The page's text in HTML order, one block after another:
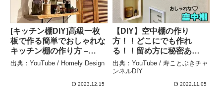
[キッチン棚DIY]高級一枚
板で作る簡単でおしゃれな
キッチン棚の作り方 –
Homely Design
出典：YouTube / Homely Design
2023.12.15
【DIY】空中棚の作り
方！！どこにでも作れ
る！！留め方に秘密あ
り！！【100均DIY】オシ
ャレ棚、飾り棚ができ
る！！デッドスペースがお
出典：YouTube / 寿ことぶきチャ
ンネルDIY
2022.11.05